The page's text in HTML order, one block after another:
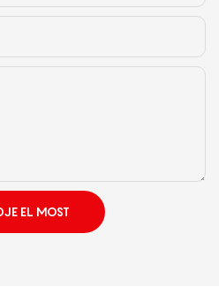
EL MOST